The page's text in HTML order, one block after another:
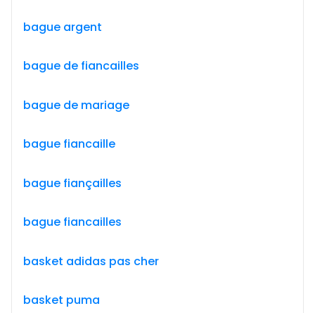
bague argent
bague de fiancailles
bague de mariage
bague fiancaille
bague fiançailles
bague fiancailles
basket adidas pas cher
basket puma